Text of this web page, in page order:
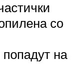
со
на